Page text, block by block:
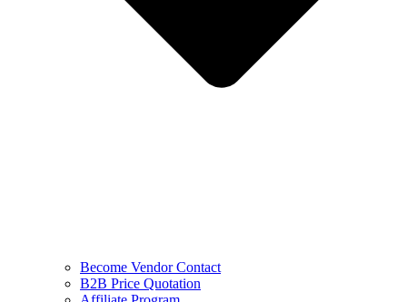
Become Vendor Contact
B2B Price Quotation